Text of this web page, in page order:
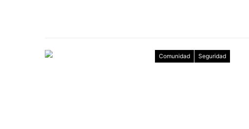
Comunidad Seguridad